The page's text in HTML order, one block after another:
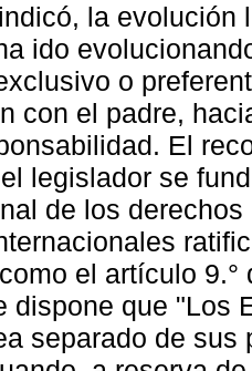
la evolución
ido
o
con el padre,
El
legislador se
de los
el artículo
dispone que "Los
separado de